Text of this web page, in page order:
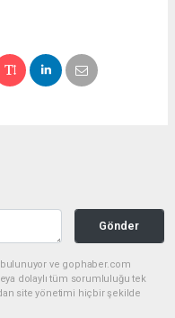
Gönder
bulunuyor ve gophaber.com
dolaylı tüm sorumluluğu tek
site yönetimi hiçbir şekilde